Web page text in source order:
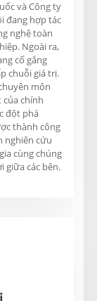
và Công ty
đang hợp tác
nghệ toàn
Ngoài ra,
cố gắng
chuỗi giá trị.
môn
của chính
đột phá
thành công
nghiên cứu
cùng chúng
giữa các bên.